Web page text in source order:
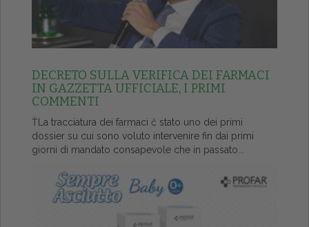
DECRETO SULLA VERIFICA DEI FARMACI
IN GAZZETTA UFFICIALE, I PRIMI
COMMENTI
ŤLa tracciatura dei farmaci č stato uno dei primi
dossier su cui sono voluto intervenire fin dai primi
giorni di mandato consapevole che in passato...